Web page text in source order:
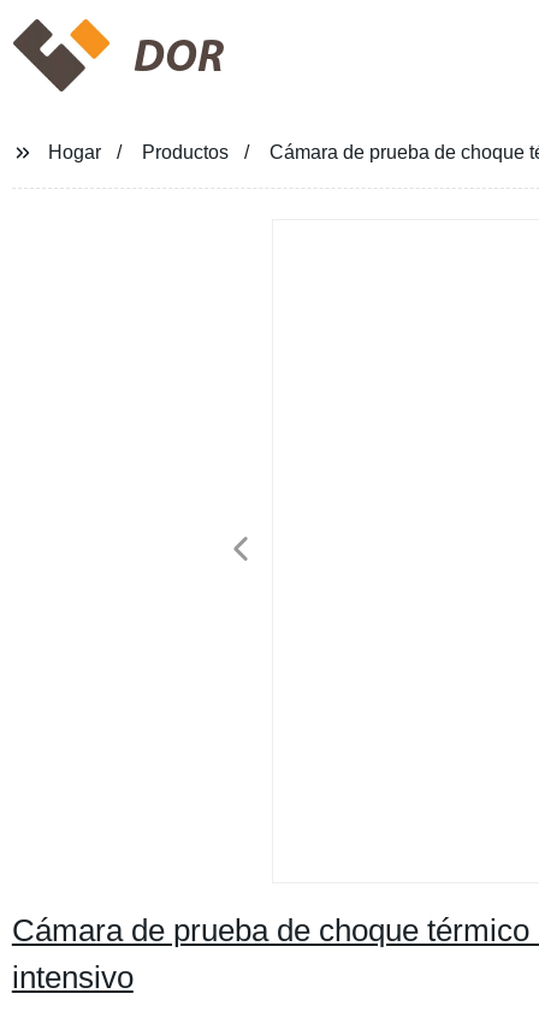
DOR
Hogar Productos Cámara de prueba de choque
Cámara de prueba de choque
intensivo